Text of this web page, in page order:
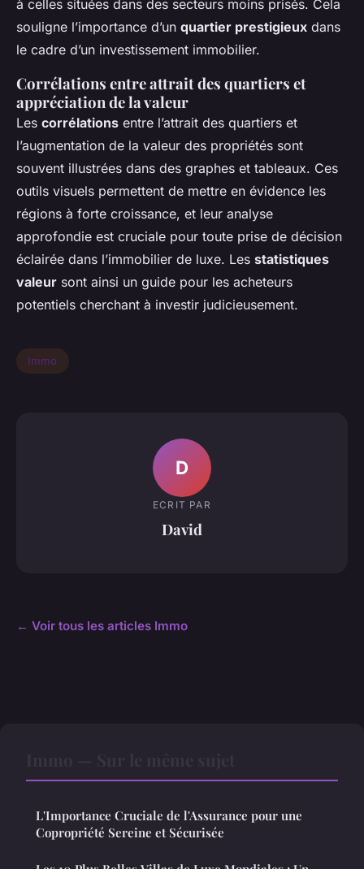
à celles situées dans des secteurs moins prisés. Cela
souligne l’importance d’un quartier prestigieux dans
le cadre d’un investissement immobilier.
Corrélations entre attrait des quartiers et
appréciation de la valeur
Les corrélations entre l’attrait des quartiers et
l’augmentation de la valeur des propriétés sont
souvent illustrées dans des graphes et tableaux. Ces
outils visuels permettent de mettre en évidence les
régions à forte croissance, et leur analyse
approfondie est cruciale pour toute prise de décision
éclairée dans l’immobilier de luxe. Les statistiques
valeur sont ainsi un guide pour les acheteurs
potentiels cherchant à investir judicieusement.
Immo
D
ECRIT PAR
David
← Voir tous les articles Immo
L'Importance Cruciale de l'Assurance pour une
Copropriété Sereine et Sécurisée